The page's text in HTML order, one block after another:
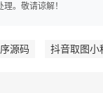
。敬请谅解！
源码 抖音取图小